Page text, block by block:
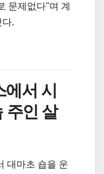
문제없다"며 계
.
에서 시
주인 살
대마초 숍을 운